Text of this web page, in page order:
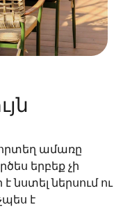
ամառը
երբեք չի
նստել ներսում ու
է